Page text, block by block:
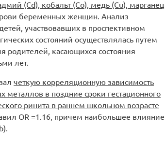
(Cd), кобальт (Co), медь (Cu), марганец
беременных женщин. Анализ
участвовавших в проспективном
состояний осуществлялась путем
родителей, касающихся состояния
лет.
четкую корреляционную зависимость
в поздние сроки гестационного
ринита в раннем школьном возрасте
OR =1.16, причем наибольшее влияние